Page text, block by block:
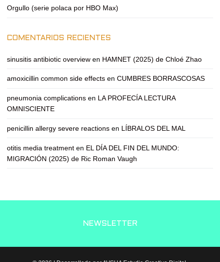
Orgullo (serie polaca por HBO Max)
COMENTARIOS RECIENTES
sinusitis antibiotic overview en HAMNET (2025) de Chloé Zhao
amoxicillin common side effects en CUMBRES BORRASCOSAS
pneumonia complications en LA PROFECÍA LECTURA
OMNISCIENTE
penicillin allergy severe reactions en LÍBRALOS DEL MAL
otitis media treatment en EL DÍA DEL FIN DEL MUNDO:
MIGRACIÓN (2025) de Ric Roman Vaugh
NEWSLETTER